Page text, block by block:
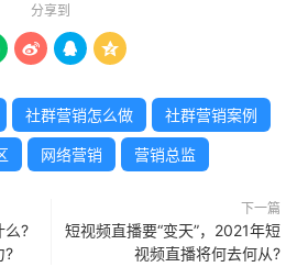
分享到
  
社群营销怎么做 社群营销案例
网络营销 营销总监
么?
?
下一篇
短视频直播要“变天”，2021年短
视频直播将何去何从?